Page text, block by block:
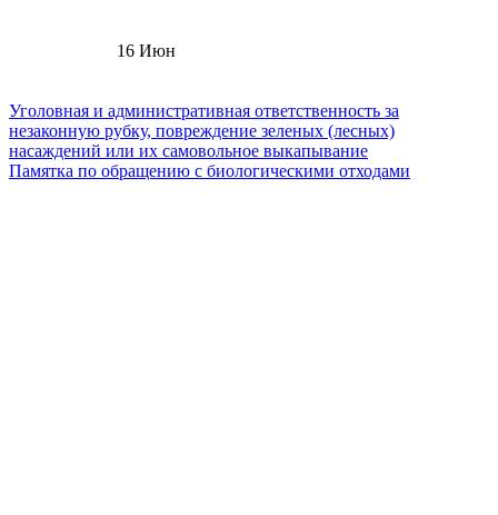
16Июн
Уголовная и административная ответственность за
незаконную рубку, повреждение зеленых (лесных)
насаждений или их самовольное выкапывание
Памятка по обращению с биологическими отходами